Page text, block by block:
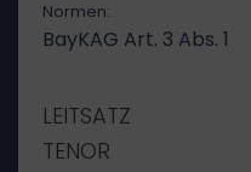
Normen:
BayKAG Art. 3 Abs. 1
LEITSATZ
TENOR